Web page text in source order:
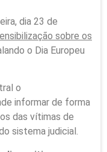
dia 23 de
sobre os
o Dia Europeu
o
informar de forma
das vítimas de
sistema judicial.